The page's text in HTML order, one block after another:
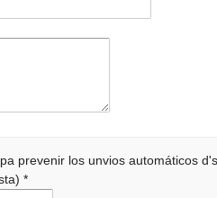
prevenir los unvios automáticos
*